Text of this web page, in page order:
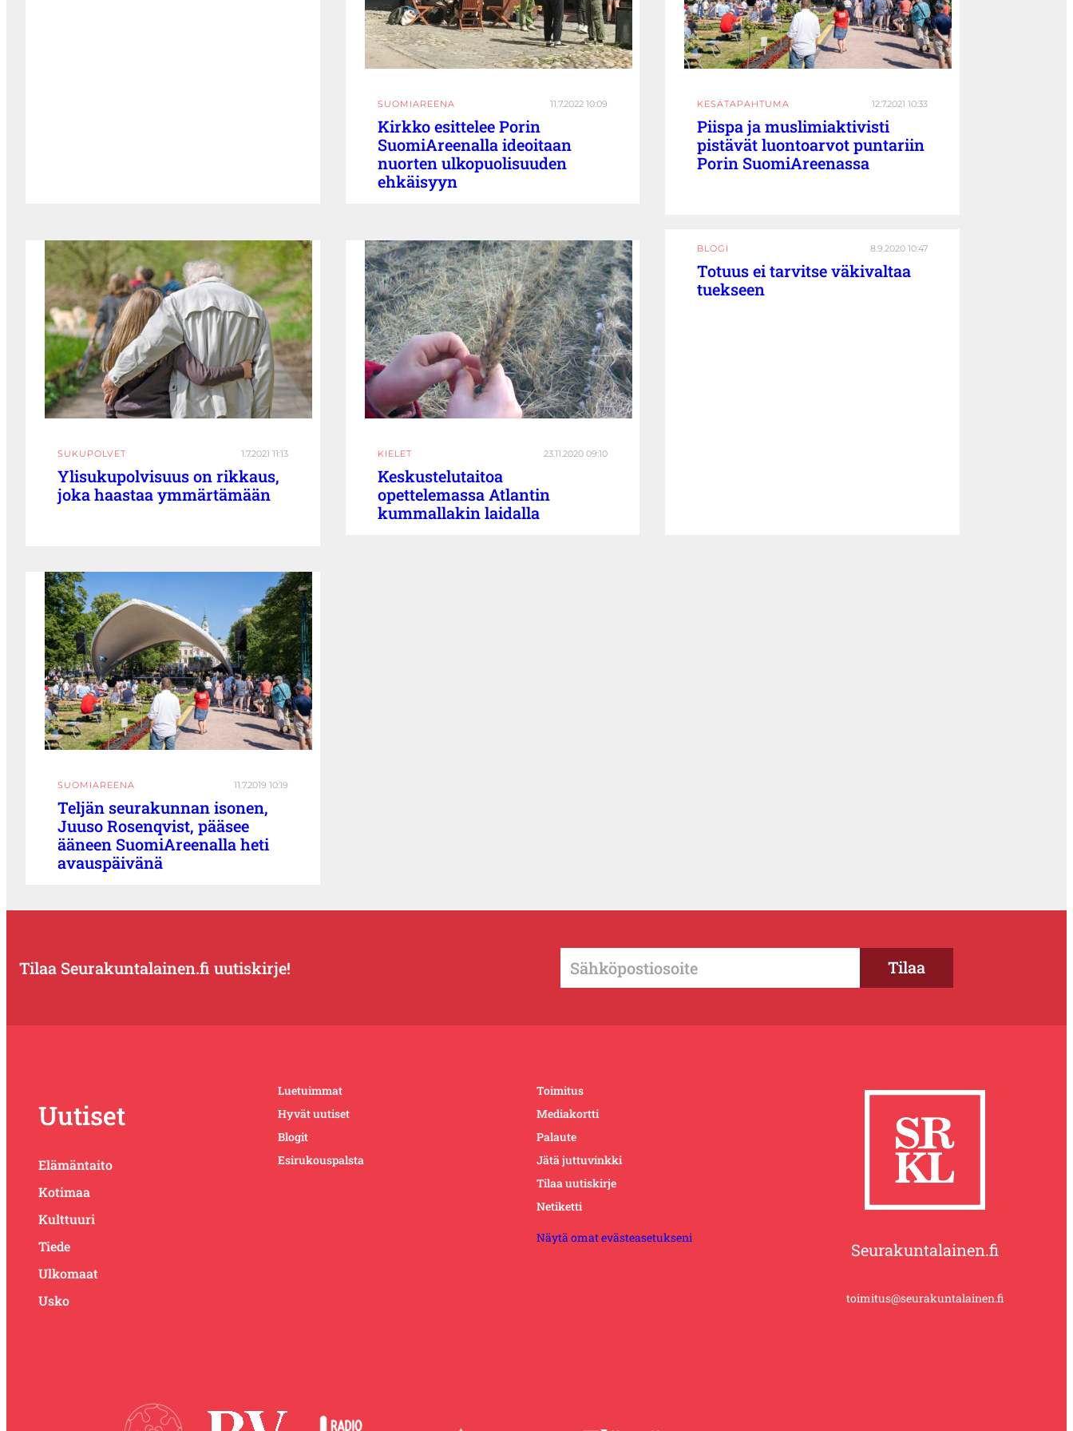
SUOMIAREENA 11.7.2022 10:09
Kirkko esittelee Porin
SuomiAreenalla ideoitaan
nuorten ulkopuolisuuden
ehkäisyyn
KESÄTAPAHTUMA 12.7.2021 10:33
Piispa ja muslimiaktivisti
pistävät luontoarvot puntariin
Porin SuomiAreenassa
SUKUPOLVET 1.7.2021 11:13
Ylisukupolvisuus on rikkaus,
joka haastaa ymmärtämään
KIELET 23.11.2020 09:10
Keskustelutaitoa
opettelemassa Atlantin
kummallakin laidalla
BLOGI 8.9.2020 10:47
Totuus ei tarvitse väkivaltaa
tuekseen
SUOMIAREENA 11.7.2019 10:19
Teljän seurakunnan isonen,
Juuso Rosenqvist, pääsee
ääneen SuomiAreenalla heti
avauspäivänä
Tilaa Seurakuntalainen.fi uutiskirje!
Uutiset
Elämäntaito
Kotimaa
Kulttuuri
Tiede
Ulkomaat
Usko
Luetuimmat
Hyvät uutiset
Blogit
Esirukouspalsta
Toimitus
Mediakortti
Palaute
Jätä juttuvinkki
Tilaa uutiskirje
Netiketti
Näytä omat evästeasetukseni
Seurakuntalainen.fi
toimitus@seurakuntalainen.fi